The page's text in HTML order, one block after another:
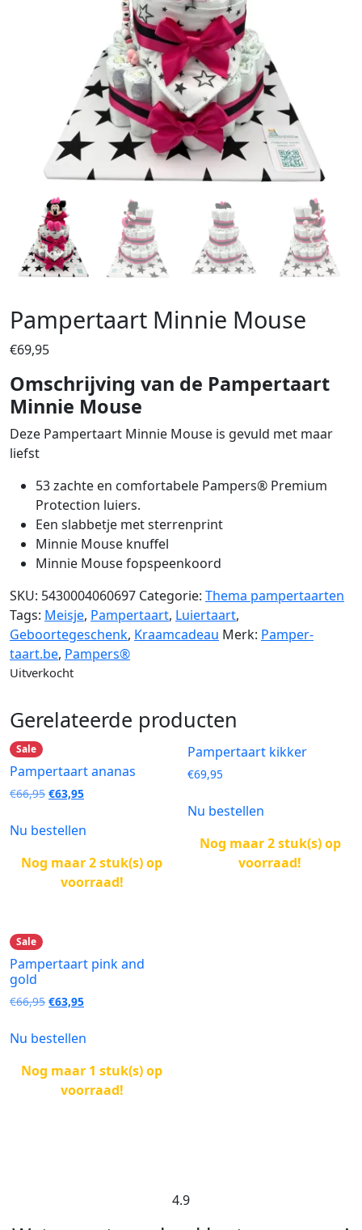
Pampertaart Minnie Mouse
€69,95
Omschrijving van de Pampertaart
Minnie Mouse
Deze Pampertaart Minnie Mouse is gevuld met maar
liefst
53 zachte en comfortabele Pampers® Premium
Protection luiers.
Een slabbetje met sterrenprint
Minnie Mouse knuffel
Minnie Mouse fopspeenkoord
SKU: 5430004060697 Categorie: Thema pampertaarten
Tags: Meisje, Pampertaart, Luiertaart,
Geboortegeschenk, Kraamcadeau Merk: Pamper-
taart.be, Pampers®
Uitverkocht
Gerelateerde producten
Sale
Pampertaart ananas
€66,95 Oorspronkelijke
was:
€63,95Huidige
is:
Nu bestellen
Nog maar 2 stuk(s) op
voorraad!
Pampertaart kikker
€69,95
Nu bestellen
Nog maar 2 stuk(s) op
voorraad!
Sale
Pampertaart pink and
gold
€66,95 Oorspronkelijke
was:
€63,95Huidige
is:
Nu bestellen
Nog maar 1 stuk(s) op
voorraad!
4.9